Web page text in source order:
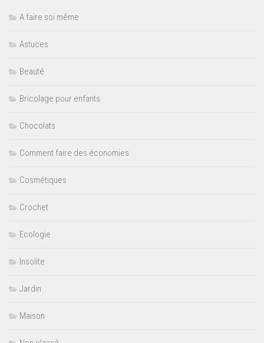
A faire soi même
Astuces
Beauté
Bricolage pour enfants
Chocolats
Comment faire des économies
Cosmétiques
Crochet
Ecologie
Insolite
Jardin
Maison